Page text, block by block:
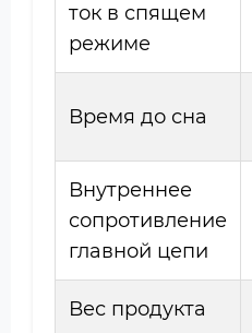
ток в спящем
режиме
Время до сна
Внутреннее
сопротивление
главной цепи
Вес продукта